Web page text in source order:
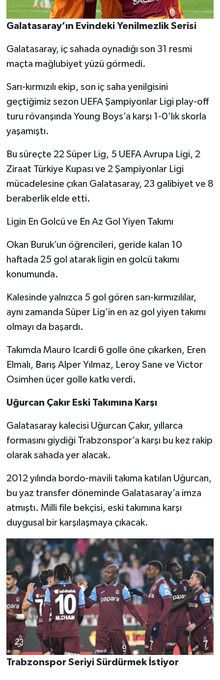
Galatasaray’ın Evindeki Yenilmezlik Serisi
Galatasaray, iç sahada oynadığı son 31 resmi
maçta mağlubiyet yüzü görmedi.
Sarı-kırmızılı ekip, son iç saha yenilgisini
geçtiğimiz sezon UEFA Şampiyonlar Ligi play-off
turu rövanşında Young Boys’a karşı 1-0’lık skorla
yaşamıştı.
Bu süreçte 22 Süper Lig, 5 UEFA Avrupa Ligi, 2
Ziraat Türkiye Kupası ve 2 Şampiyonlar Ligi
mücadelesine çıkan Galatasaray, 23 galibiyet ve 8
beraberlik elde etti.
Ligin En Golcü ve En Az Gol Yiyen Takımı
Okan Buruk’un öğrencileri, geride kalan 10
haftada 25 gol atarak ligin en golcü takımı
konumunda.
Kalesinde yalnızca 5 gol gören sarı-kırmızılılar,
aynı zamanda Süper Lig’in en az gol yiyen takımı
olmayı da başardı.
Takımda Mauro Icardi 6 golle öne çıkarken, Eren
Elmalı, Barış Alper Yılmaz, Leroy Sane ve Victor
Osimhen üçer golle katkı verdi.
Uğurcan Çakır Eski Takımına Karşı
Galatasaray kalecisi Uğurcan Çakır, yıllarca
formasını giydiği Trabzonspor’a karşı bu kez rakip
olarak sahada yer alacak.
2012 yılında bordo-mavili takıma katılan Uğurcan,
bu yaz transfer döneminde Galatasaray’a imza
atmıştı. Milli file bekçisi, eski takımına karşı
duygusal bir karşılaşmaya çıkacak.
Trabzonspor Seriyi Sürdürmek İstiyor